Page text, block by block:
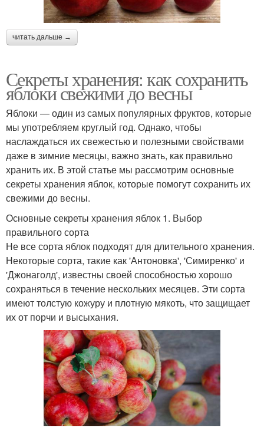
читать дальше →
Секреты хранения: как сохранить
яблоки свежими до весны
Яблоки — один из самых популярных фруктов, которые
мы употребляем круглый год. Однако, чтобы
наслаждаться их свежестью и полезными свойствами
даже в зимние месяцы, важно знать, как правильно
хранить их. В этой статье мы рассмотрим основные
секреты хранения яблок, которые помогут сохранить их
свежими до весны.
Основные секреты хранения яблок 1. Выбор
правильного сорта
Не все сорта яблок подходят для длительного хранения.
Некоторые сорта, такие как 'Антоновка', 'Симиренко' и
'Джонаголд', известны своей способностью хорошо
сохраняться в течение нескольких месяцев. Эти сорта
имеют толстую кожуру и плотную мякоть, что защищает
их от порчи и высыхания.